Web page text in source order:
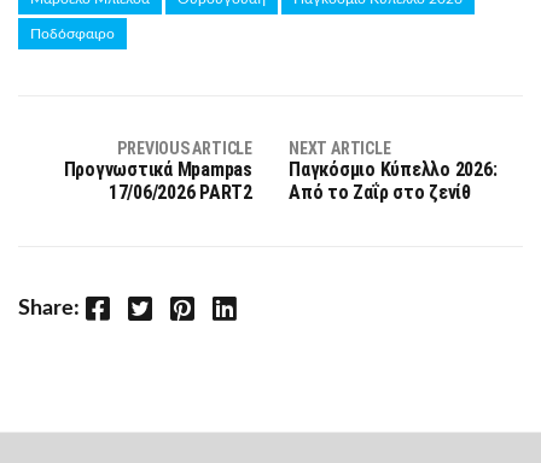
Ποδόσφαιρο
PREVIOUS ARTICLE
Προγνωστικά Mpampas
17/06/2026 PART2
NEXT ARTICLE
Παγκόσμιο Κύπελλο 2026:
Από το Ζαΐρ στο ζενίθ
Share: Facebook Twitter Pinterest LinkedIn